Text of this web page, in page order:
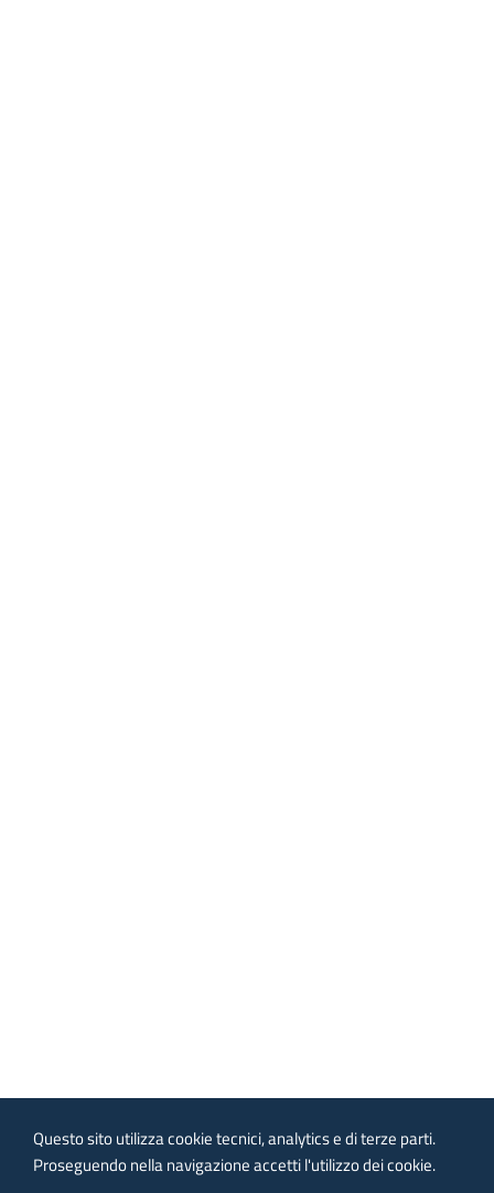
Questo sito utilizza cookie tecnici, analytics e di terze parti.
Proseguendo nella navigazione accetti l'utilizzo dei cookie.